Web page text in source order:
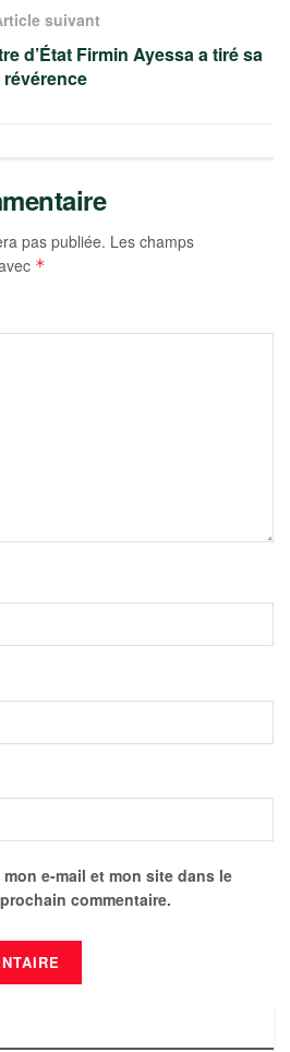
suivant
d’État Firmin Ayessa a tiré sa
révérence
pas publiée. Les champs
*
e-mail et mon site dans le
commentaire.